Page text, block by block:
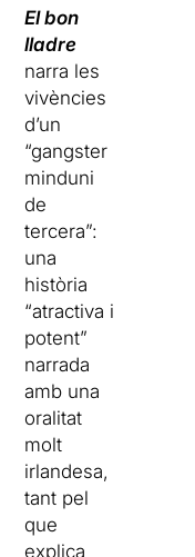
El bon
lladre
narra les
vivències
d’un
“gangster
minduni
de
tercera”:
una
història
“atractiva i
potent”
narrada
amb una
oralitat
molt
irlandesa,
tant pel
que
explica